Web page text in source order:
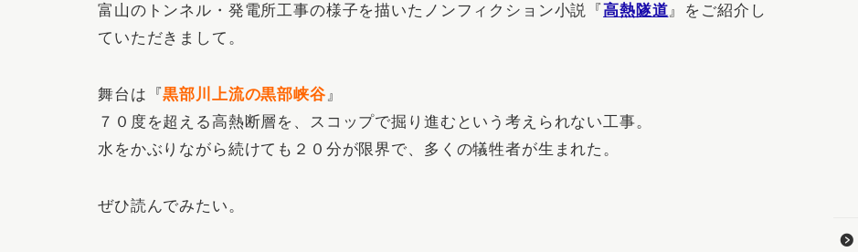
富山のトンネル・発電所工事の様子を描いたノンフィクション小説『高熱隧道 』をご紹介し
ていただきまして。
舞台は『黒部川上流の黒部峡谷 』
７０度を超える高熱断層を、スコップで掘り進むという考えられない工事。
水をかぶりながら続けても２０分が限界で、多くの犠牲者が生まれた。
ぜひ読んでみたい。